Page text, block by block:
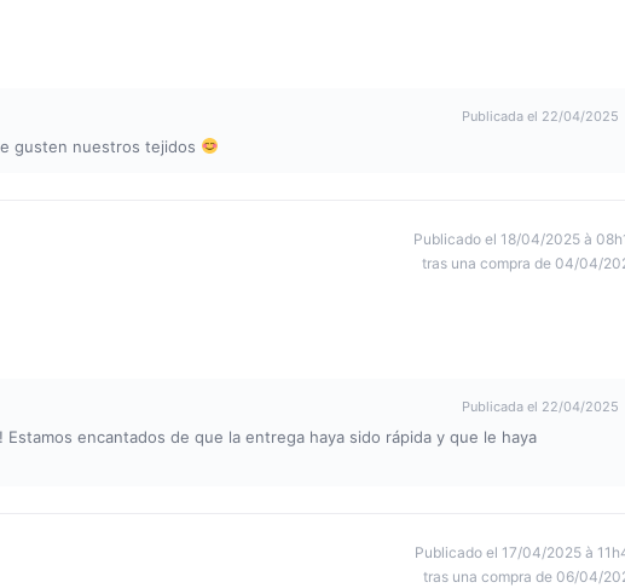
Publicada el 22/04/2025
gusten nuestros tejidos
Publicado el 18/04/2025 à
tras una compra de 04/04/
Publicada el 22/04/2025
Estamos encantados de que la entrega haya sido rápida y que le haya
Publicado el 17/04/2025 à
tras una compra de 06/04/